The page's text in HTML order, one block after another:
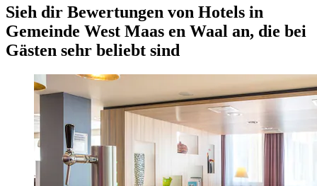
Sieh dir Bewertungen von Hotels in
Gemeinde West Maas en Waal an, die bei
Gästen sehr beliebt sind